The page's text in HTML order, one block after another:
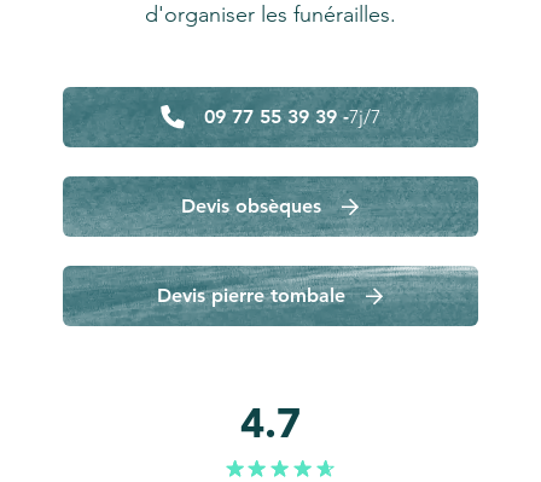
d'organiser les funérailles.
09 77 55 39 39 -7j/7
Devis obsèques
Devis pierre tombale
4.7